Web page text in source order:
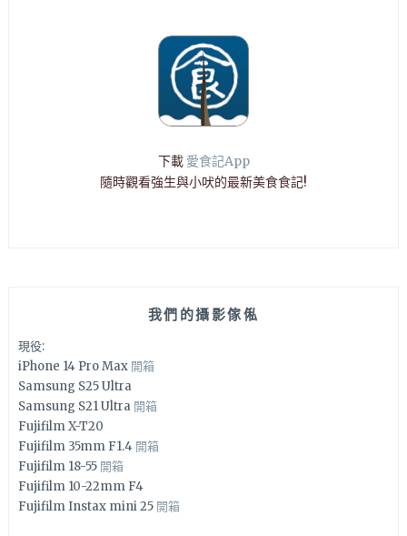
下載 愛食記App
隨時觀看強生與小吠的最新美食食記!
我們的攝影傢俬
現役:
iPhone 14 Pro Max 開箱
Samsung S25 Ultra
Samsung S21 Ultra 開箱
Fujifilm X-T20
Fujifilm 35mm F1.4 開箱
Fujifilm 18-55 開箱
Fujifilm 10-22mm F4
Fujifilm Instax mini 25 開箱